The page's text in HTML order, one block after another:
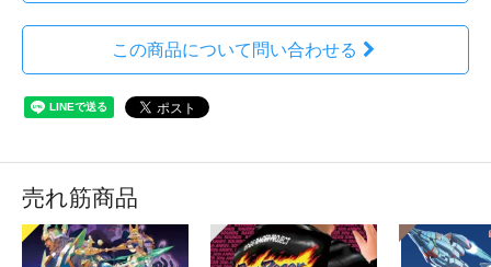
この商品について問い合わせる
売れ筋商品